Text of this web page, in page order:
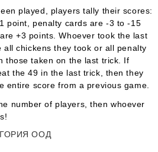
played, players tally their scores:
point, penalty cards are -3 to -15
+3 points. Whoever took the last
chickens they took or all penalty
those taken on the last trick. If
the 49 in the last trick, then they
entire score from a previous game.
number of players, then whoever
ООД